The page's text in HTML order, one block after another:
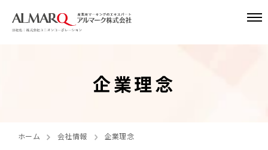
企業理念
ホーム 会社情報 企業理念